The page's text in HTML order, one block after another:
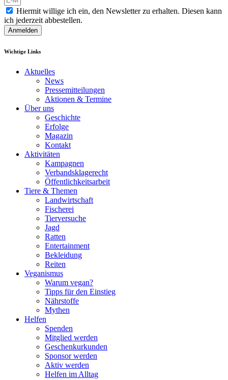
Hiermit willige ich ein, den Newsletter zu erhalten. Diesen kann
ich jederzeit abbestellen.
Anmelden
Wichtige Links
Aktuelles
News
Pressemitteilungen
Aktionen & Termine
Über uns
Geschichte
Erfolge
Magazin
Kontakt
Aktivitäten
Kampagnen
Verbandsklagerecht
Öffentlichkeitsarbeit
Tiere & Themen
Landwirtschaft
Fischerei
Tierversuche
Jagd
Ratten
Entertainment
Bekleidung
Reiten
Veganismus
Warum vegan?
Tipps für den Einstieg
Nährstoffe
Mythen
Helfen
Spenden
Mitglied werden
Geschenkurkunden
Sponsor werden
Aktiv werden
Helfen im Alltag